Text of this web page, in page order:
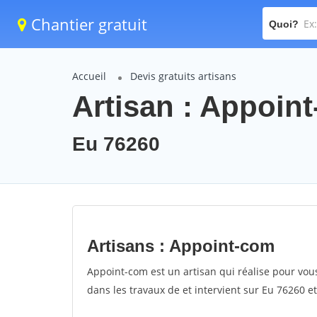
Chantier gratuit Quoi?
Accueil Devis gratuits artisans
Artisan :
Eu 76260
Artisans : Appoint-com
Appoint-com est un artisan qui réalise pour
dans les travaux de et intervient sur Eu 76260